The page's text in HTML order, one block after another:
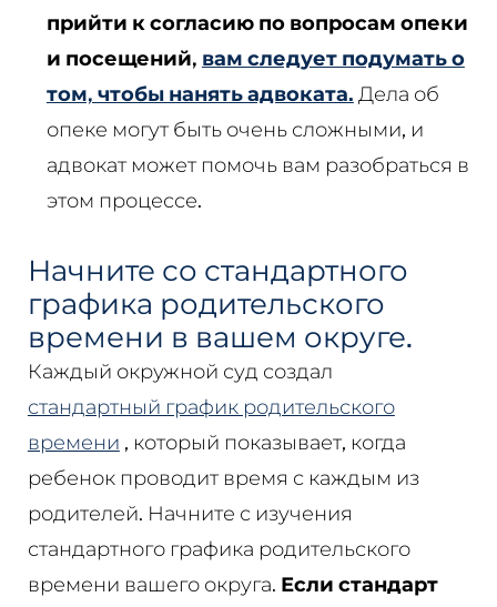
прийти к согласию по вопросам опеки
и посещений, вам следует подумать о
том, чтобы нанять адвоката. Дела об
опеке могут быть очень сложными, и
адвокат может помочь вам разобраться в
этом процессе.
Начните со стандартного
графика родительского
времени в вашем округе.
Каждый окружной суд создал
стандартный график родительского
времени , который показывает, когда
ребенок проводит время с каждым из
родителей. Начните с изучения
стандартного графика родительского
времени вашего округа. Если стандарт